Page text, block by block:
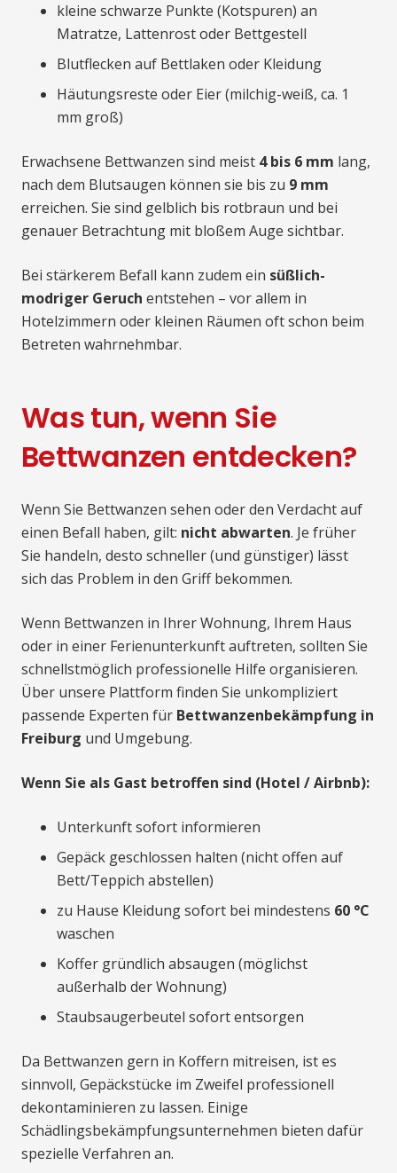
kleine schwarze Punkte (Kotspuren) an
Matratze, Lattenrost oder Bettgestell
Blutflecken auf Bettlaken oder Kleidung
Häutungsreste oder Eier (milchig-weiß, ca. 1
mm groß)
Erwachsene Bettwanzen sind meist 4 bis 6 mm lang,
nach dem Blutsaugen können sie bis zu 9 mm
erreichen. Sie sind gelblich bis rotbraun und bei
genauer Betrachtung mit bloßem Auge sichtbar.
Bei stärkerem Befall kann zudem ein süßlich-
modriger Geruch entstehen – vor allem in
Hotelzimmern oder kleinen Räumen oft schon beim
Betreten wahrnehmbar.
Was tun, wenn Sie
Bettwanzen entdecken?
Wenn Sie Bettwanzen sehen oder den Verdacht auf
einen Befall haben, gilt: nicht abwarten. Je früher
Sie handeln, desto schneller (und günstiger) lässt
sich das Problem in den Griff bekommen.
Wenn Bettwanzen in Ihrer Wohnung, Ihrem Haus
oder in einer Ferienunterkunft auftreten, sollten Sie
schnellstmöglich professionelle Hilfe organisieren.
Über unsere Plattform finden Sie unkompliziert
passende Experten für Bettwanzenbekämpfung in
Freiburg und Umgebung.
Wenn Sie als Gast betroffen sind (Hotel / Airbnb):
Unterkunft sofort informieren
Gepäck geschlossen halten (nicht offen auf
Bett/Teppich abstellen)
zu Hause Kleidung sofort bei mindestens 60 °C
waschen
Koffer gründlich absaugen (möglichst
außerhalb der Wohnung)
Staubsaugerbeutel sofort entsorgen
Da Bettwanzen gern in Koffern mitreisen, ist es
sinnvoll, Gepäckstücke im Zweifel professionell
dekontaminieren zu lassen. Einige
Schädlingsbekämpfungsunternehmen bieten dafür
spezielle Verfahren an.